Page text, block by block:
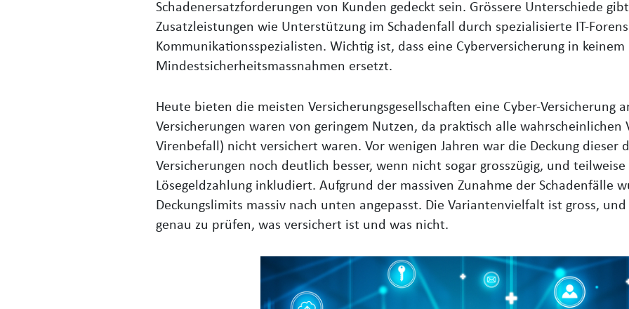
Schadenersatzforderungen von Kunden gedeckt sein. Grössere Unterschiede
Zusatzleistungen wie Unterstützung im Schadenfall durch spezialisierte IT-
Kommunikationsspezialisten. Wichtig ist, dass eine Cyberversicherung in keinem
Mindestsicherheitsmassnahmen ersetzt.
Heute bieten die meisten Versicherungsgesellschaften eine Cyber-Versicherung
Versicherungen waren von geringem Nutzen, da praktisch alle wahrscheinlichen
Virenbefall) nicht versichert waren. Vor wenigen Jahren war die Deckung dieser
Versicherungen noch deutlich besser, wenn nicht sogar grosszügig, und
Lösegeldzahlung inkludiert. Aufgrund der massiven Zunahme der Schadenfälle
Deckungslimits massiv nach unten angepasst. Die Variantenvielfalt ist gross,
genau zu prüfen, was versichert ist und was nicht.